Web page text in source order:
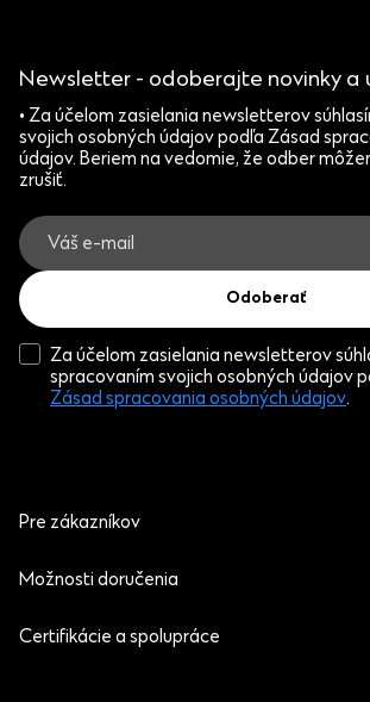
Newsletter - odoberajte novinky a
• Za účelom zasielania newsletterov
svojich osobných údajov podľa Zásad
údajov. Beriem na vedomie, že odber
zrušiť.
Odoberať
Za účelom zasielania newsletterov
spracovaním svojich osobných údajov
Zásad spracovania osobných údajov.
Pre zákazníkov
Certifikácie a spolupráce
Možnosti doručenia